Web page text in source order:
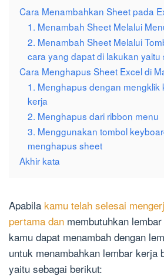
Cara Menambahkan Sheet pada
1. Menambah Sheet Melalui
2. Menambah Sheet Melalui
cara yang dapat di lakukan yaitu
Cara Menghapus Sheet Excel di
1. Menghapus dengan
kerja
2. Menghapus dari ribbon menu
3. Menggunakan tombol
menghapus sheet
Akhir kata
Apabila kamu telah selesai
pertama dan membutuhkan
kamu dapat menambah dengan
untuk menambahkan lembar kerja
yaitu sebagai berikut: